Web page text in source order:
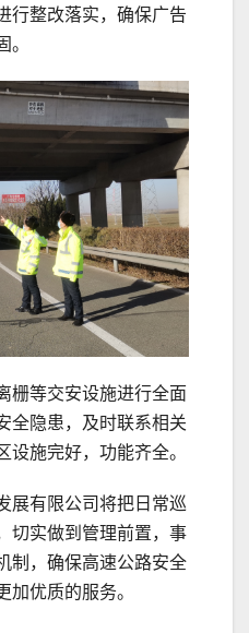
行整改落实，确保广告
。
栅等交安设施进行全面
全隐患，及时联系相关
设施完好，功能齐全。
展有限公司将把日常巡
切实做到管理前置，事
制，确保高速公路安全
加优质的服务。